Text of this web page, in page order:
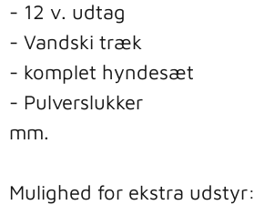
- 12 v. udtag
- Vandski træk
- komplet hyndesæt
- Pulverslukker
mm.
Mulighed for ekstra udstyr: